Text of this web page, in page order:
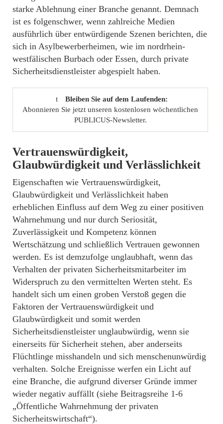
starke Ablehnung einer Branche genannt. Demnach
ist es folgenschwer, wenn zahlreiche Medien
ausführlich über entwürdigende Szenen berichten, die
sich in Asylbewerberheimen, wie im nordrhein-
westfälischen Burbach oder Essen, durch private
Sicherheitsdienstleister abgespielt haben.
Bleiben Sie auf dem Laufenden:
Abonnieren Sie jetzt unseren kostenlosen wöchentlichen
PUBLICUS-Newsletter.
Vertrauenswürdigkeit,
Glaubwürdigkeit und Verlässlichkeit
Eigenschaften wie Vertrauenswürdigkeit,
Glaubwürdigkeit und Verlässlichkeit haben
erheblichen Einfluss auf dem Weg zu einer positiven
Wahrnehmung und nur durch Seriosität,
Zuverlässigkeit und Kompetenz können
Wertschätzung und schließlich Vertrauen gewonnen
werden. Es ist demzufolge unglaubhaft, wenn das
Verhalten der privaten Sicherheitsmitarbeiter im
Widerspruch zu den vermittelten Werten steht. Es
handelt sich um einen groben Verstoß gegen die
Faktoren der Vertrauenswürdigkeit und
Glaubwürdigkeit und somit werden
Sicherheitsdienstleister unglaubwürdig, wenn sie
einerseits für Sicherheit stehen, aber anderseits
Flüchtlinge misshandeln und sich menschenunwürdig
verhalten. Solche Ereignisse werfen ein Licht auf
eine Branche, die aufgrund diverser Gründe immer
wieder negativ auffällt (siehe Beitragsreihe 1-6
„Öffentliche Wahrnehmung der privaten
Sicherheitswirtschaft“).